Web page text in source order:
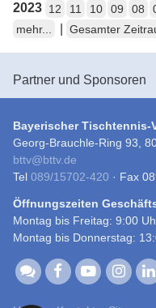
2023 12 11 10 09 08
mehr...
Gesamter
Partner und Sponsoren
Bayerischer Tischtennis-
Georg-Brauchle-Ring 93,
bttv@bttv.de
Tel 089/15702-420 · Fax
Öffnungszeiten
Montag bis Freitag: 9:00
Montag bis Donnerstag: